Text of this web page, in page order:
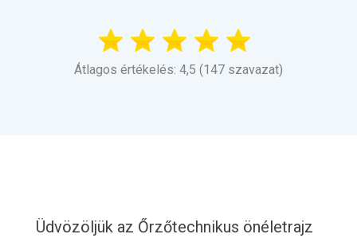
Átlagos értékelés: 4,5 (147 szavazat)
Üdvözöljük az Őrzőtechnikus önéletrajz